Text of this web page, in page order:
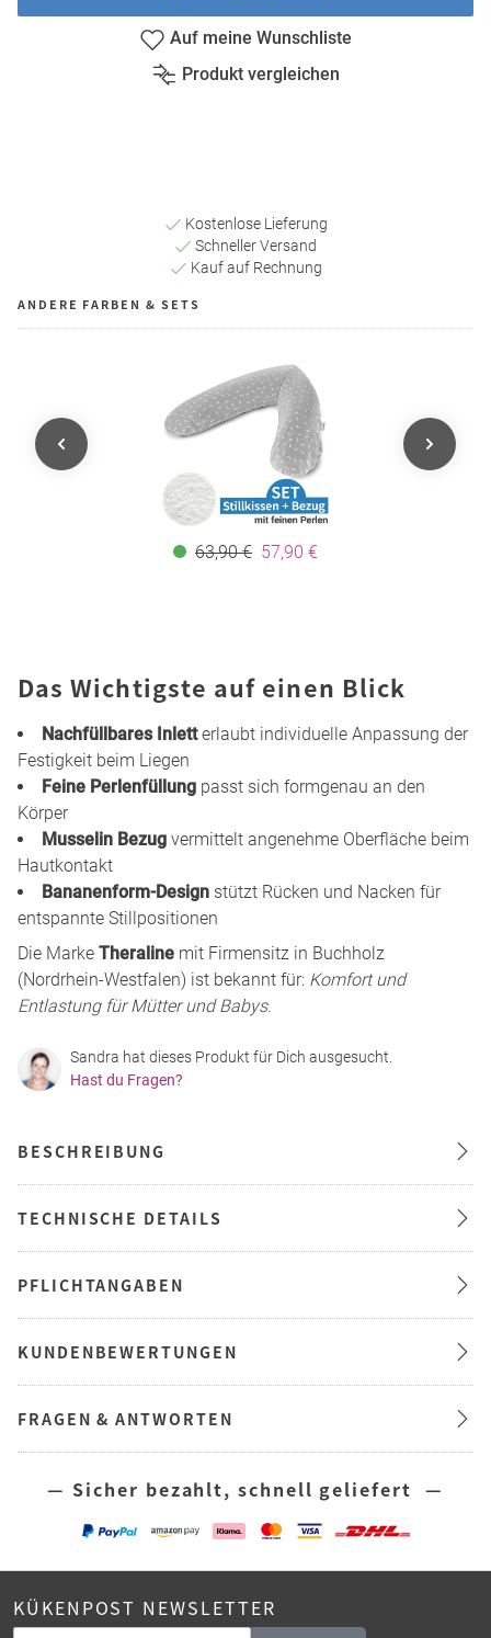
Auf meine Wunschliste
Produkt vergleichen
Kostenlose Lieferung
Schneller Versand
Kauf auf Rechnung
ANDERE FARBEN & SETS
63,90 € 57,90 €
Das Wichtigste auf einen Blick
Nachfüllbares Inletterlaubt individuelle Anpassung der
Festigkeit beim Liegen
Feine Perlenfüllung passt sich formgenau an den
Körper
Musselin Bezug vermittelt angenehme Oberfläche beim
Hautkontakt
Bananenform-Design stützt Rücken und Nacken für
entspannte Stillpositionen
Die Marke Theraline mit Firmensitz in Buchholz
(Nordrhein-Westfalen) ist bekannt für: Komfort und
Entlastung für Mütter und Babys.
Sandra hat dieses Produkt für Dich ausgesucht.
Hast du Fragen?
BESCHREIBUNG
TECHNISCHE DETAILS
PFLICHTANGABEN
KUNDENBEWERTUNGEN
FRAGEN & ANTWORTEN
— Sicher bezahlt, schnell geliefert —
KÜKENPOST NEWSLETTER